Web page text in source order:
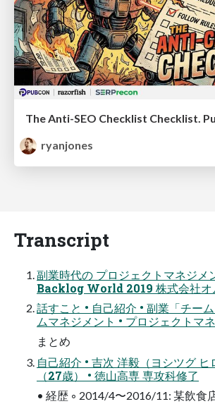
ryanjones
Transcript
副業時代の プロジェクトマネジ
Backlog World 2019 株式会社オ
話すこと • 自己紹介 • 副業「チー
ムマネジメント • プロジェクトマ
まとめ
自己紹介 • 吉次 洋毅（ヨシツグ ヒ
（27歳） • 徳山高専 専攻科修了
• 経歴 ◦ 2014/4〜2016/11: 某飲食